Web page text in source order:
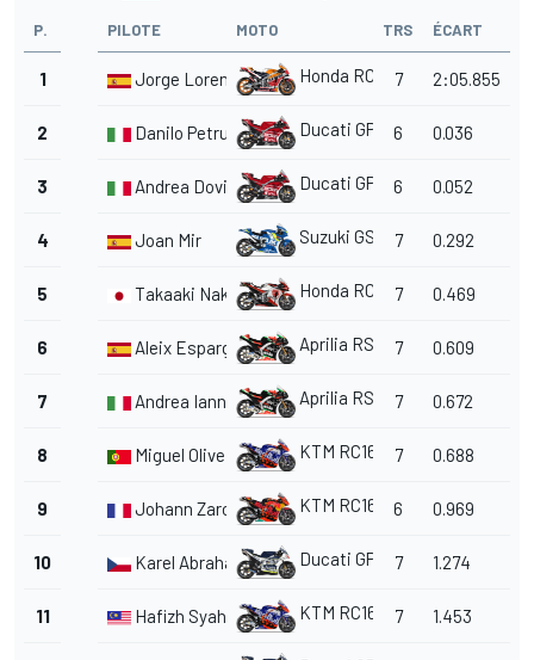
P. PILOTE MOTO TRS ÉCART
1 Jorge Lorenzo Honda RC213V
7 2:05.855
2 Danilo Petrucci Ducati GP19 6 0.036
3 Andrea Dovizioso Ducati GP19 6 0.052
4 Joan Mir Suzuki GSX-RR
7 0.292
5 Takaaki Nakagami Honda RC213V
7 0.469
6 Aleix Espargaró Aprilia RS-GP
7 0.609
7 Andrea Iannone Aprilia RS-GP
7 0.672
8 Miguel Oliveira KTM RC16 7 0.688
9 Johann Zarco KTM RC16 6 0.969
10 Karel Abraham Ducati GP18 7 1.274
11 Hafizh Syahrin KTM RC16 7 1.453